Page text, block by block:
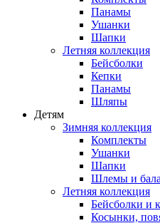
Панамы
Ушанки
Шапки
Летняя коллекция
Бейсболки
Кепки
Панамы
Шляпы
Детям
Зимняя коллекция
Комплекты
Ушанки
Шапки
Шлемы и
Летняя коллекция
Бейсболки и
Косынки,